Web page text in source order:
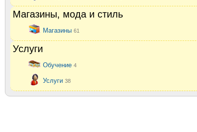
Магазины, мода и стиль
Магазины 61
Услуги
Обучение 4
Услуги 38